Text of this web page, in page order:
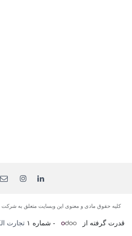
کلیه حقوق مادی و معنوی این وبسایت متعلق به شرکت
قدرت گرفته از - شماره ۱ تجارت